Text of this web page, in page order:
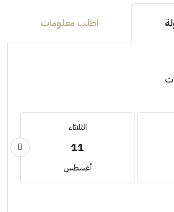
اطلب معلومات
الثلاثاء
11
أغسطس